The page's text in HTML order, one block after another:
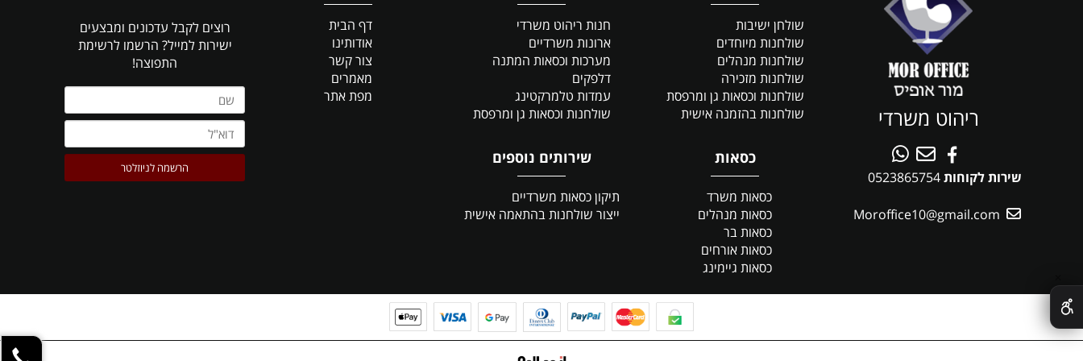
ריהוט משרדי
שירות לקוחות0523865754
Moroffice10@gmail.com
שולחן ישיבות
שולחנות מיוחדים
שולחנות מנהלים
שולחנות מזכירה
שולחנות וכסאות גן ומרפסת
שולחנות בהזמנה אישית
כסאות
כסאות משרד
כסאות מנהלים
כסאות בר
כסאות אורחים
כסאות גיימינג
חנות ריהוט משרדי
ארונות משרדיים
מערכות וכסאות המתנה
דלפקים
עמדות טלמרקטינג
שולחנות וכסאות גן ומרפסת
שירותים נוספים
תיקון כסאות משרדיים
ייצור שולחנותבהתאמה אישית
דף הבית
אודותינו
צור קשר
מאמרים
מפת אתר
רוצים לקבל עדכונים ומבצעים
ישירות למייל? הרשמו לרשימת
התפוצה!